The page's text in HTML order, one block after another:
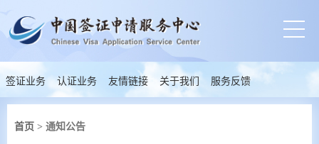
签证业务 认证业务 友情链接 关于我们 服务反馈
首页 > 通知公告